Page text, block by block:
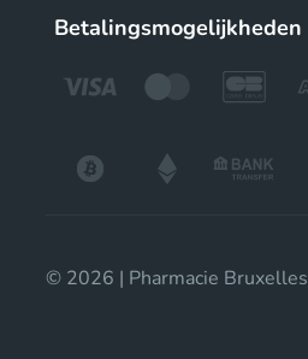
Betalingsmogelijkheden
© 2026 | Pharmacie Bruxelles